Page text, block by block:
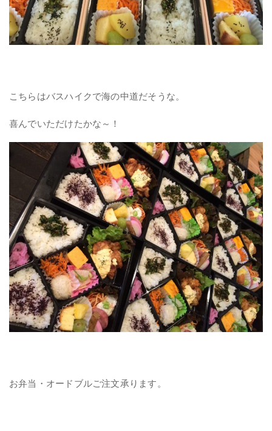
こちらはバスハイクで海の中道だそうな。
喜んでいただけたかな～！
お弁当・オードブルご注文承ります。